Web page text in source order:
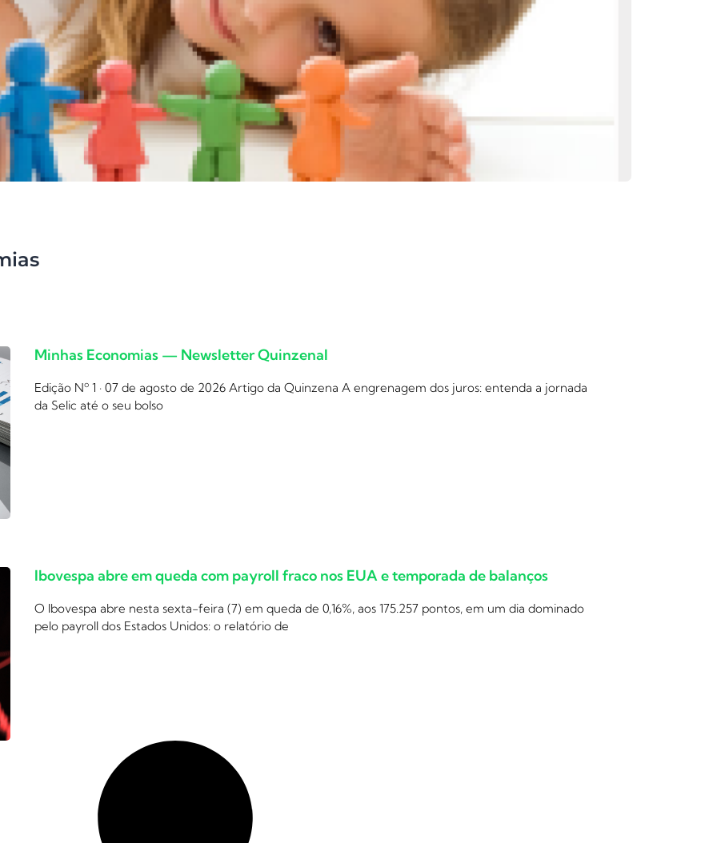
Minhas Economias — Newsletter Quinzenal
Edição Nº 1 · 07 de agosto de 2026 Artigo da Quinzena A engrenagem dos juros: entenda a jornada
da Selic até o seu bolso
Ibovespa abre em queda com payroll fraco nos EUA e temporada de balanços
O Ibovespa abre nesta sexta-feira (7) em queda de 0,16%, aos 175.257 pontos, em um dia dominado
pelo payroll dos Estados Unidos: o relatório de